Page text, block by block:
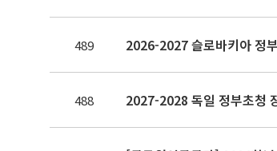
489 2026-2027 슬로바키아 정
488 2027-2028 독일 정부초청